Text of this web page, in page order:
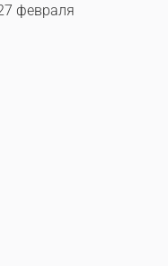
февраля